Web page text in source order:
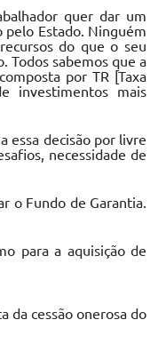
quer dar um
pelo Estado. Ninguém
do que o seu
Todos sabemos que a
por TR [Taxa
investimentos mais
essa decisão por livre
necessidade de
o Fundo de Garantia.
para a aquisição de
da cessão onerosa do